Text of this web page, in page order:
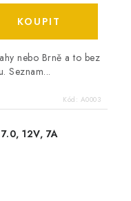
nebo Brně a to bez
Seznam...
Kód: A0003
12V, 7A